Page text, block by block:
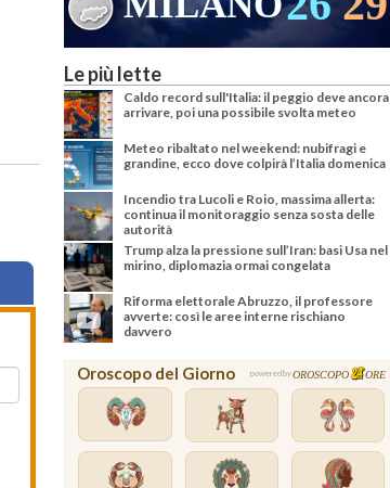
Le più lette
Caldo record sull'Italia: il peggio deve ancora
arrivare, poi una possibile svolta meteo
Meteo ribaltato nel weekend: nubifragi e
grandine, ecco dove colpirà l’Italia domenica
Incendio tra Lucoli e Roio, massima allerta:
continua il monitoraggio senza sosta delle
autorità
Trump alza la pressione sull’Iran: basi Usa nel
mirino, diplomazia ormai congelata
Riforma elettorale Abruzzo, il professore
avverte: così le aree interne rischiano
davvero
Oroscopo del Giorno powered byOROSCOPO ORE